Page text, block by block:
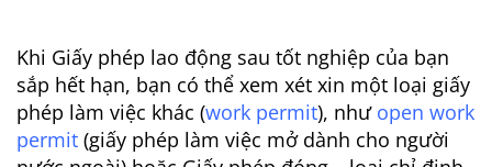
Khi Giấy phép lao động sau tốt nghiệp của bạn
sắp hết hạn, bạn có thể xem xét xin một loại giấy
phép làm việc khác (work permit), như open work
permit (giấy phép làm việc mở dành cho người